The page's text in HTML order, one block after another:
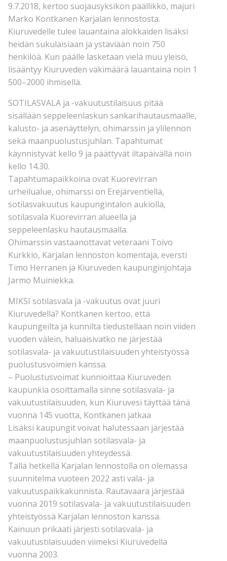
9.7.2018, kertoo suojausyksikön päällikkö, majuri
Marko Kontkanen Karjalan lennostosta.
Kiuruvedelle tulee lauantaina alokkaiden lisäksi
heidän sukulaisiaan ja ystäviään noin 750
henkilöä. Kun päälle lasketaan vielä muu yleisö,
lisääntyy Kiuruveden väkimäärä lauantaina noin 1
500–2000 ihmisellä.
SOTILASVALA ja -vakuutustilaisuus pitää
sisällään seppeleenlaskun sankarihautausmaalle,
kalusto- ja asenäyttelyn, ohimarssin ja ylilennon
sekä maanpuolustusjuhlan. Tapahtumat
käynnistyvät kello 9 ja päättyvät iltapäivällä noin
kello 14.30.
Tapahtumapaikkoina ovat Kuorevirran
urheilualue, ohimarssi on Erejärventiellä,
sotilasvakuutus kaupungintalon aukiolla,
sotilasvala Kuorevirran alueella ja
seppeleenlasku hautausmaalla.
Ohimarssin vastaanottavat veteraani Toivo
Kurkkio, Karjalan lennoston komentaja, eversti
Timo Herranen ja Kiuruveden kaupunginjohtaja
Jarmo Muiniekka.
MIKSI sotilasvala ja -vakuutus ovat juuri
Kiuruvedellä? Kontkanen kertoo, että
kaupungeilta ja kunnilta tiedustellaan noin viiden
vuoden välein, haluaisivatko ne järjestää
sotilasvala- ja vakuutustilaisuuden yhteistyössä
puolustusvoimien kanssa.
– Puolustusvoimat kunnioittaa Kiuruveden
kaupunkia osoittamalla sinne sotilasvala- ja
vakuutustilaisuuden, kun Kiuruvesi täyttää tänä
vuonna 145 vuotta, Kontkanen jatkaa
Lisäksi kaupungit voivat halutessaan järjestää
maanpuolustusjuhlan sotilasvala- ja
vakuutustilaisuuden yhteydessä.
Tällä hetkellä Karjalan lennostolla on olemassa
suunnitelma vuoteen 2022 asti vala- ja
vakuutuspaikkakunnista. Rautavaara järjestää
vuonna 2019 sotilasvala- ja vakuutustilaisuuden
yhteistyössä Karjalan lennoston kanssa.
Kainuun prikaati järjesti sotilasvala- ja
vakuutustilaisuuden viimeksi Kiuruvedellä
vuonna 2003.